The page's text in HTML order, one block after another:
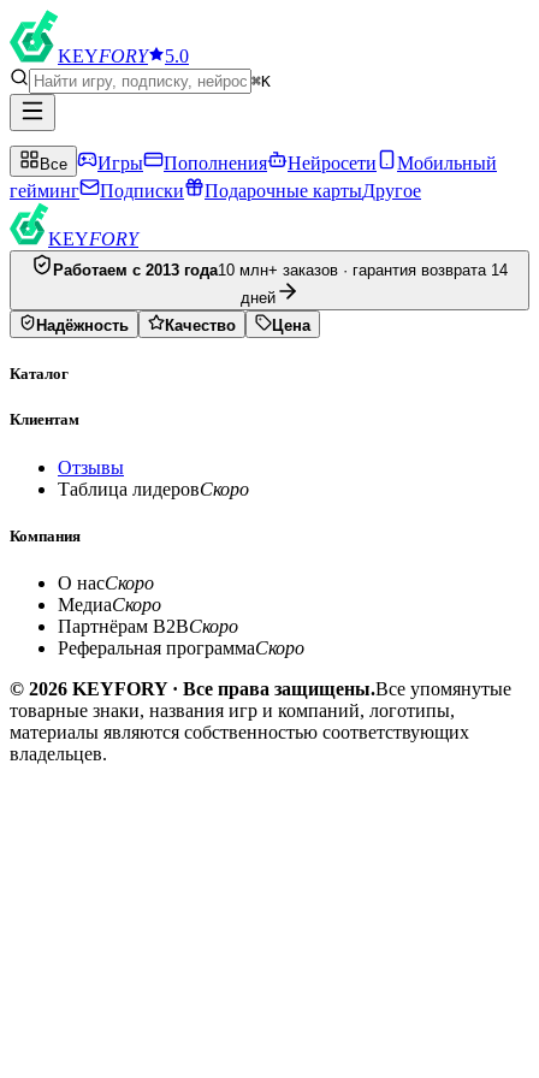
KEYFORY 5.0
⌘K
Все Игры Пополнения Нейросети
Мобильный
гейминг
Подписки Подарочные картыДругое
KEYFORY
Работаем с 2013 года10 млн+ заказов · гарантия возврата 14
дней
Надёжность
Качество Цена
Каталог
Клиентам
Отзывы
Таблица лидеровСкоро
Компания
О насСкоро
МедиаСкоро
Партнёрам B2BСкоро
Реферальная программаСкоро
© 2026 KEYFORY · Все права защищены.Все упомянутые
товарные знаки, названия игр и компаний, логотипы,
материалы являются собственностью соответствующих
владельцев.